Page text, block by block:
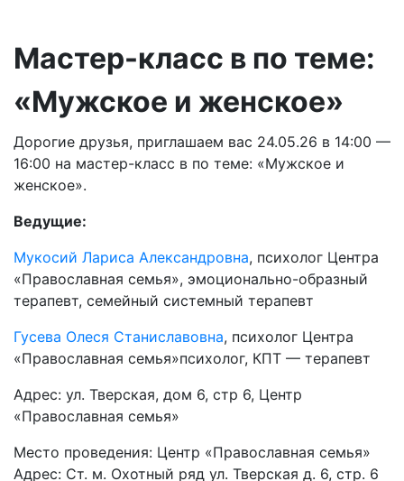
Мастер-класс в по теме:
«Мужское и женское»
Дорогие друзья, приглашаем вас 24.05.26 в 14:00 —
16:00 на мастер-класс в по теме: «Мужское и
женское».
Ведущие:
Мукосий Лариса Александровна, психолог Центра
«Православная семья», эмоционально-образный
терапевт, семейный системный терапевт
Гусева Олеся Станиславовна, психолог Центра
«Православная семья»психолог, КПТ — терапевт
Адрес: ул. Тверская, дом 6, стр 6, Центр
«Православная семья»
Место проведения: Центр «Православная семья»
Адрес: Ст. м. Охотный ряд ул. Тверская д. 6, стр. 6